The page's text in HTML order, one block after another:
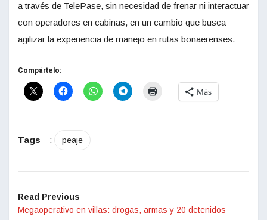
a través de TelePase, sin necesidad de frenar ni interactuar
con operadores en cabinas, en un cambio que busca
agilizar la experiencia de manejo en rutas bonaerenses.
Compártelo:
Más
Tags : peaje
Read Previous
Megaoperativo en villas: drogas, armas y 20 detenidos